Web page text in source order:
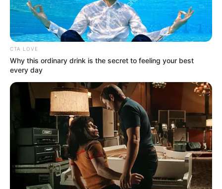
กระแส หินนำโชค รีเทิร์น!!
…..หินนำโชค
ไปทางไหนก็มักจะเห็นประดับในตามร่างกาย ไม่ว่าจะเป็น
แหวน กำไร หรือสร้อย ซึ่งความจริงแล้วนั้น
นานหลายสิบปีแล้ว เพียงแต่เพิ่งมาโด่งดัง ได้รับความนิยม
ในช่วงประมาณไม่ถึง 20 ปีที่ผ่านมา โดยในช่วงแรกจะเน้น
ไปที่การใช้หินบำบัด รักษาโรค ซึ่งในช่วงนั้นยังไม่ค่อยมีคน
สนใจจะนำมาใช้ในเรื่องโชคลาภ
CTA LOVE
Why this ordinary drink is the secret to feeling your best
every day